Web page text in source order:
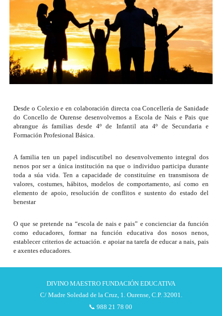
Desde o Colexio e en colaboración directa coa Concellería de Sanidade
do Concello de Ourense desenvolvemos a Escola de Nais e Pais que
abrangue ás familias desde 4º de Infantil ata 4º de Secundaria e
Formación Profesional Básica.
A familia ten un papel indiscutíbel no desenvolvemento integral dos
nenos por ser a única institución na que o individuo participa durante
toda a súa vida. Ten a capacidade de constituírse en transmisora de
valores, costumes, hábitos, modelos de comportamento, así como en
elemento de apoio, resolución de conflitos e sustento do estado del
benestar
O que se pretende na “escola de nais e pais” e concienciar da función
como educadores, formar na función educativa dos nosos nenos,
establecer criterios de actuación. e apoiar na tarefa de educar a nais, pais
e axentes educadores.
DIVINO MAESTRO FUNDACIÓN EDUCATIVA
C/ Madre Soledad de la Cruz, 1. Ourense, C.P. 32001.
📞 988 21 78 00